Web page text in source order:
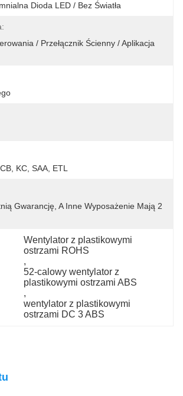
Dioda LED / Bez Światła
/ Przełącznik Ścienny / Aplikacja
KC, SAA, ETL
Gwarancję, A Inne Wyposażenie Mają 2
Wentylator z plastikowymi
ostrzami ROHS
,
52-calowy wentylator z
plastikowymi ostrzami ABS
,
wentylator z plastikowymi
ostrzami DC 3 ABS